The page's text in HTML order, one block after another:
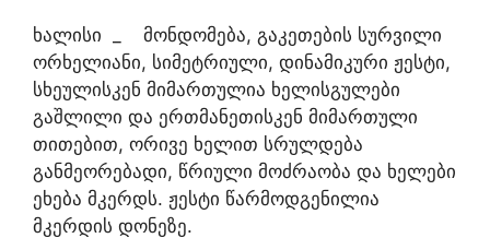
ხალისი _ მონდომება, გაკეთების სურვილი
ორხელიანი, სიმეტრიული, დინამიკური ჟესტი,
სხეულისკენ მიმართულია ხელისგულები
გაშლილი და ერთმანეთისკენ მიმართული
თითებით, ორივე ხელით სრულდება
განმეორებადი, წრიული მოძრაობა და ხელები
ეხება მკერდს. ჟესტი წარმოდგენილია
მკერდის დონეზე.